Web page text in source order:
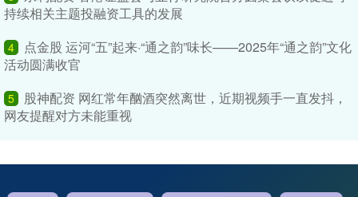
持续相关主题投融资工具的发展
4
点金股 运河“五”起来·“通之韵”味长——2025年“通之韵”文化
活动圆满收官
5
股神配资 网红常年酗酒突然离世，近期视频手一直发抖，
网友提醒对方未能重视